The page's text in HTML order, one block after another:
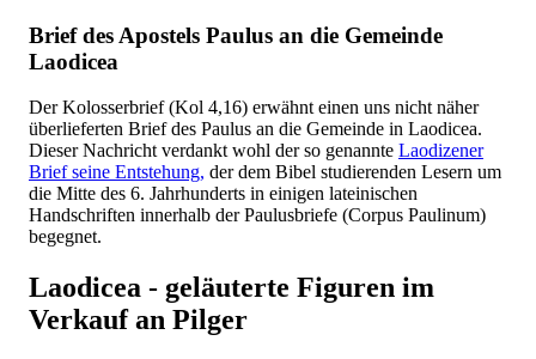
Brief des Apostels Paulus an die Gemeinde
Laodicea
Der Kolosserbrief (Kol 4,16) erwähnt einen uns nicht näher
überlieferten Brief des Paulus an die Gemeinde in Laodicea.
Dieser Nachricht verdankt wohl der so genannte Laodizener
Brief seine Entstehung, der dem Bibel studierenden Lesern um
die Mitte des 6. Jahrhunderts in einigen lateinischen
Handschriften innerhalb der Paulusbriefe (Corpus Paulinum)
begegnet.
Laodicea - geläuterte Figuren im
Verkauf an Pilger